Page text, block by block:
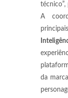
A
da